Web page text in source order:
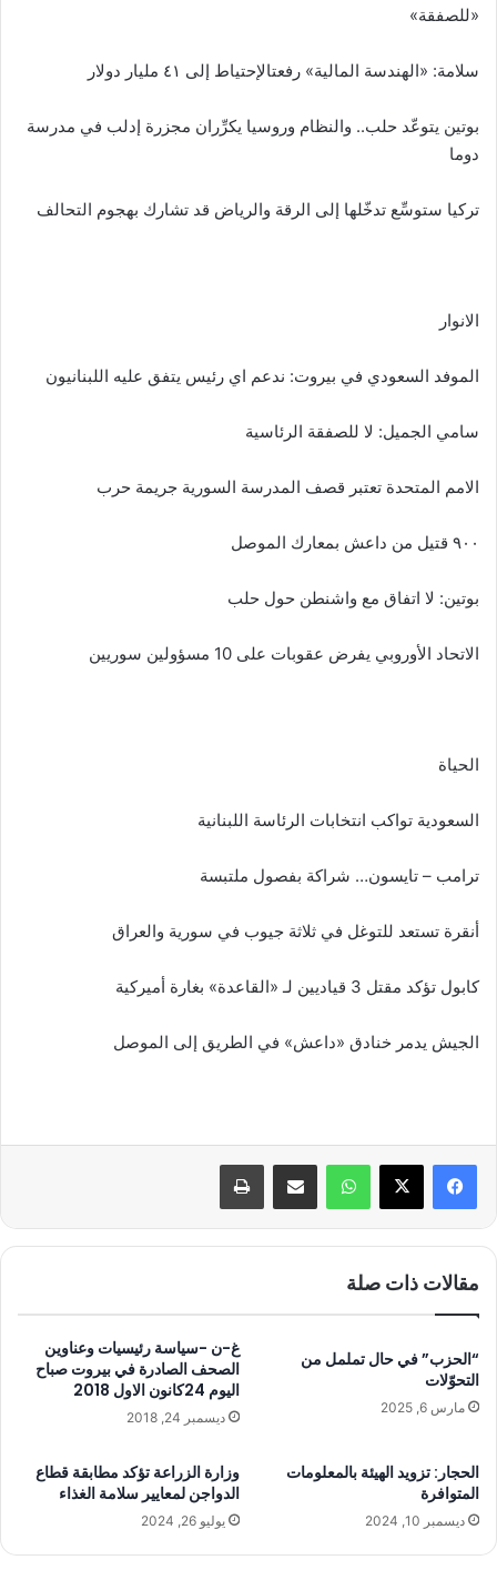
«للصفقة»
سلامة: «الهندسة المالية» رفعتالإحتياط إلى ٤١ مليار دولار
بوتين يتوعّد حلب.. والنظام وروسيا يكرِّران مجزرة إدلب في مدرسة
دوما
تركيا ستوسِّع تدخّلها إلى الرقة والرياض قد تشارك بهجوم التحالف
الانوار
الموفد السعودي في بيروت: ندعم اي رئيس يتفق عليه اللبنانيون
سامي الجميل: لا للصفقة الرئاسية
الامم المتحدة تعتبر قصف المدرسة السورية جريمة حرب
٩٠٠ قتيل من داعش بمعارك الموصل
بوتين: لا اتفاق مع واشنطن حول حلب
الاتحاد الأوروبي يفرض عقوبات على 10 مسؤولين سوريين
الحياة
السعودية تواكب انتخابات الرئاسة اللبنانية
ترامب – تايسون… شراكة بفصول ملتبسة
أنقرة تستعد للتوغل في ثلاثة جيوب في سورية والعراق
كابول تؤكد مقتل 3 قياديين لـ «القاعدة» بغارة أميركية
الجيش يدمر خنادق «داعش» في الطريق إلى الموصل
واتساب مشاركة عبر البريد طباعة
مقالات ذات صلة
“الحزب” في حال تململ من
التحوّلات
مارس 6, 2025
غ-ن -سياسة رئيسيات وعناوين
الصحف الصادرة في بيروت صباح
اليوم 24كانون الاول 2018
ديسمبر 24, 2018
الحجار: تزويد الهيئة بالمعلومات
المتوافرة
ديسمبر 10, 2024
وزارة الزراعة تؤكد مطابقة قطاع
الدواجن لمعايير سلامة الغذاء
يوليو 26, 2024